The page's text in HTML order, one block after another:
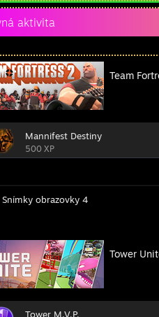
aktivita
Team
Mannifest Destiny
500 XP
Snímky obrazovky 4
Tower
Tower M.V.P.